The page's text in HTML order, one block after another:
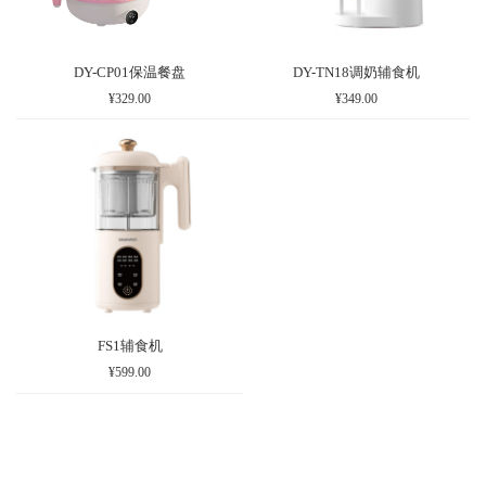
DY-CP01保温餐盘
¥329.00
DY-TN18调奶辅食机
¥349.00
FS1辅食机
¥599.00